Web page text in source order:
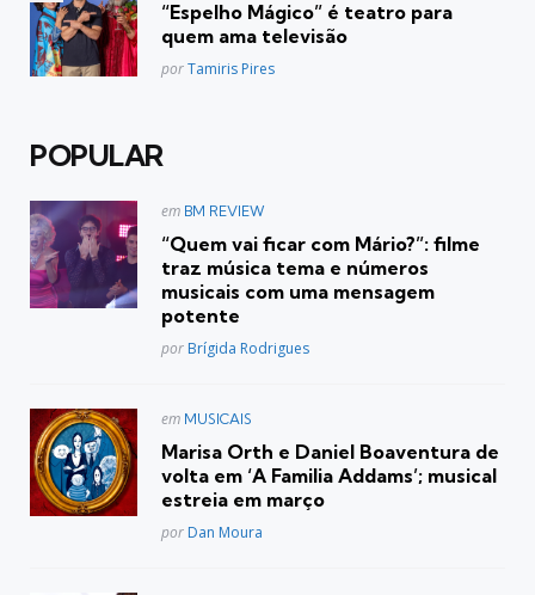
“Espelho Mágico” é teatro para
quem ama televisão
Posted
porTamiris Pires
POPULAR
Postado
em BM REVIEW
“Quem vai ficar com Mário?”: filme
traz música tema e números
musicais com uma mensagem
potente
Posted
por Brígida Rodrigues
Postado
em MUSICAIS
Marisa Orth e Daniel Boaventura de
volta em ‘A Familia Addams’; musical
estreia em março
Posted
por Dan Moura